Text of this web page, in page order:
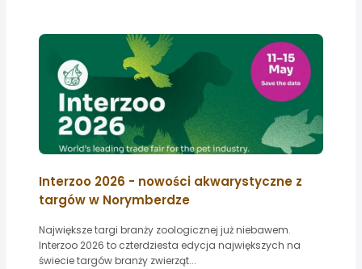
Interzoo 2026 - nowości akwarystyczne z
targów w Norymberdze
Największe targi branży zoologicznej już niebawem.
Interzoo 2026 to czterdziesta edycja największych na
świecie targów branży zwierząt...